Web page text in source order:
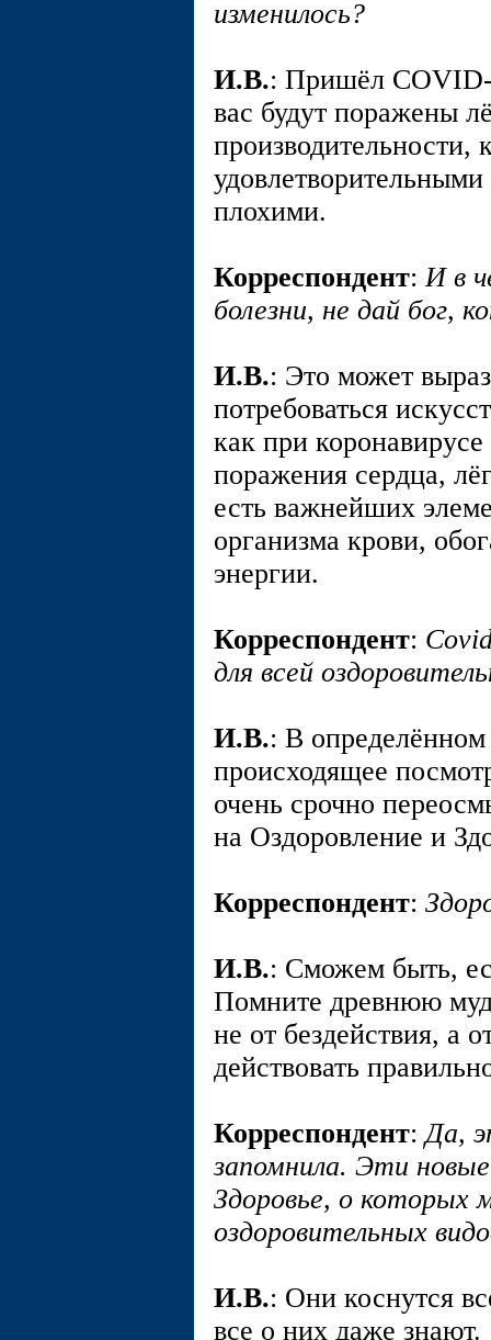
изменилось?
И.В.: Пришёл COVID-
вас будут поражены
производительности,
плохими.
Корреспондент:И в
болезни, не дай бог,
И.В.: Это может
потребоваться
как при
поражения сердца,
есть важнейших
организма крови,
энергии.
Корреспондент:
для всей
И.В.: В
происходящее
очень срочно
на Оздоровление и
Корреспондент:
И.В.: Сможем быть,
Помните древнюю
не от бездействия, а
действовать
Корреспондент:Да,
запомнила. Эти
Здоровье, о которых
оздоровительных
И.В.: Они коснутся
все о них даже знают.